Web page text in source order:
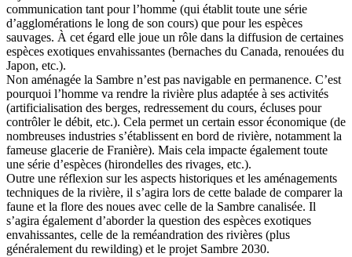
communication tant pour l’homme (qui établit toute une série
d’agglomérations le long de son cours) que pour les espèces
sauvages. À cet égard elle joue un rôle dans la diffusion de certaines
espèces exotiques envahissantes (bernaches du Canada, renouées du
Japon, etc.).
Non aménagée la Sambre n’est pas navigable en permanence. C’est
pourquoi l’homme va rendre la rivière plus adaptée à ses activités
(artificialisation des berges, redressement du cours, écluses pour
contrôler le débit, etc.). Cela permet un certain essor économique (de
nombreuses industries s’établissent en bord de rivière, notamment la
fameuse glacerie de Franière). Mais cela impacte également toute
une série d’espèces (hirondelles des rivages, etc.).
Outre une réflexion sur les aspects historiques et les aménagements
techniques de la rivière, il s’agira lors de cette balade de comparer la
faune et la flore des noues avec celle de la Sambre canalisée. Il
s’agira également d’aborder la question des espèces exotiques
envahissantes, celle de la reméandration des rivières (plus
généralement du rewilding) et le projet Sambre 2030.